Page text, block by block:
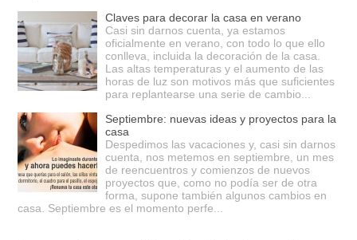
Claves para decorar la casa en verano
Casi sin darnos cuenta, ya estamos
oficialmente en verano, con todo lo que ello
conlleva, incluida la decoración de la casa.
Las altas temperaturas y el aumento de las
horas de luz son motivos más que suficientes
para replantearse una serie de cambio...
Septiembre: nuevas ideas y proyectos para la
casa
Despedimos las vacaciones y, casi sin darnos
cuenta, nos metemos en septiembre, un mes
de reencuentros y comienzos de nuevos
proyectos que, como no podía ser de otra
forma, supone también algunos cambios en
casa. Septiembre es el momento perfe...